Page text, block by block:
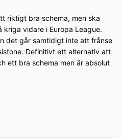
riktigt bra schema, men ska
vidare i Europa League.
det går samtidigt inte att frånse
Definitivt ett alternativ att
ett bra schema men är absolut